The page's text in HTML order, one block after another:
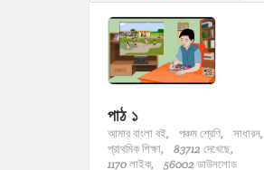
পাঠ ১
আমার বাংলা বই, পঞ্চম শ্রেণি,
সাধারন,
প্রাথমিক শিক্ষা,
83712 দেখেছে,
1170 লাইক,
56002 ডাউনলোড